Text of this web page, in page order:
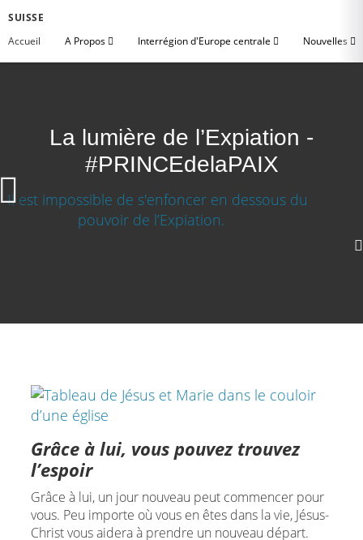
SUISSE
Accueil
A Propos Interrégion d'Europe centrale Nouvelles
La lumière de l’Expiation -
#PRINCEdelaPAIX
Grâce à lui, vous pouvez trouvez
l’espoir
Grâce à lui, un jour nouveau peut commencer pour
vous. Peu importe où vous en êtes dans la vie, Jésus-
Christ vous aidera à prendre un nouveau départ.